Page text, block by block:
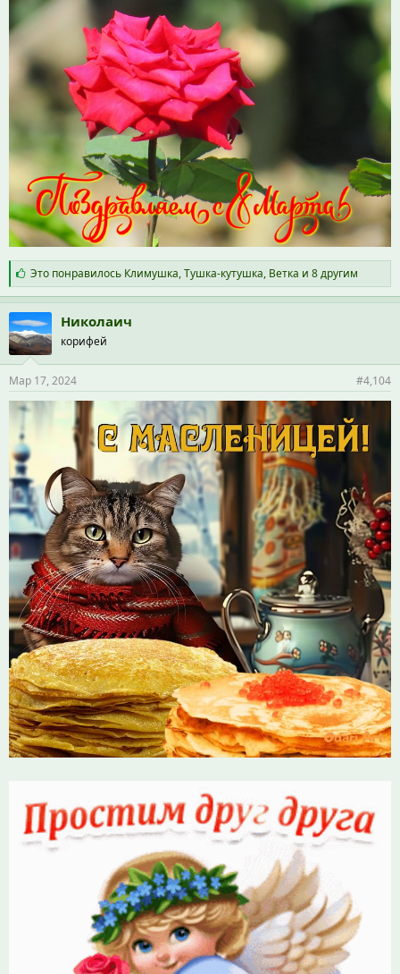
С
и
м
п
а
т
и
:
Это понравилось Климушка,Тушка-кутушка, Ветка и 8 другим
Николаич
корифей
Мар 17, 2024 #4,104